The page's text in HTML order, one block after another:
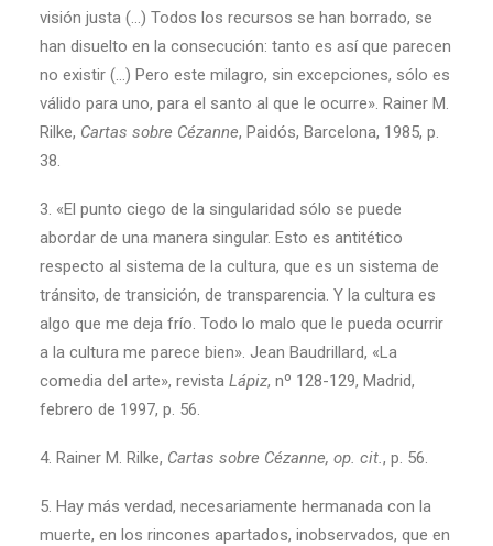
visión justa (…) Todos los recursos se han borrado, se
han disuelto en la consecución: tanto es así que parecen
no existir (…) Pero este milagro, sin excepciones, sólo es
válido para uno, para el santo al que le ocurre». Rainer M.
Rilke, Cartas sobre Cézanne, Paidós, Barcelona, 1985, p.
38.
3. «El punto ciego de la singularidad sólo se puede
abordar de una manera singular. Esto es antitético
respecto al sistema de la cultura, que es un sistema de
tránsito, de transición, de transparencia. Y la cultura es
algo que me deja frío. Todo lo malo que le pueda ocurrir
a la cultura me parece bien». Jean Baudrillard, «La
comedia del arte», revista Lápiz, nº 128-129, Madrid,
febrero de 1997, p. 56.
4. Rainer M. Rilke, Cartas sobre Cézanne, op. cit., p. 56.
5. Hay más verdad, necesariamente hermanada con la
muerte, en los rincones apartados, inobservados, que en